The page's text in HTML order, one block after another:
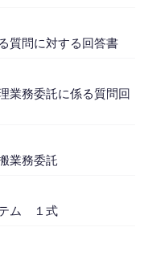
質問に対する回答書
業務委託に係る質問回
業務委託
ム １式